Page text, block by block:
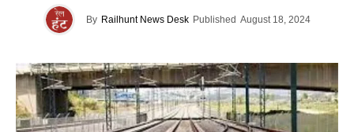
By Railhunt News Desk Published August 18, 2024